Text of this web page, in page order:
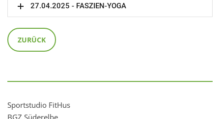
27.04.2025 - FASZIEN-YOGA
ZURÜCK
Sportstudio FitHus